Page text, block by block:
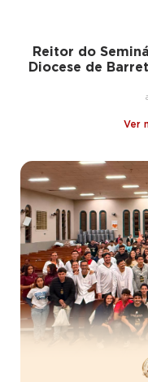
Reitor do
Diocese de
Ver